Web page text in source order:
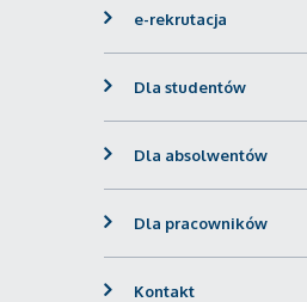
e-rekrutacja
Dla studentów
Dla absolwentów
Dla pracowników
Kontakt